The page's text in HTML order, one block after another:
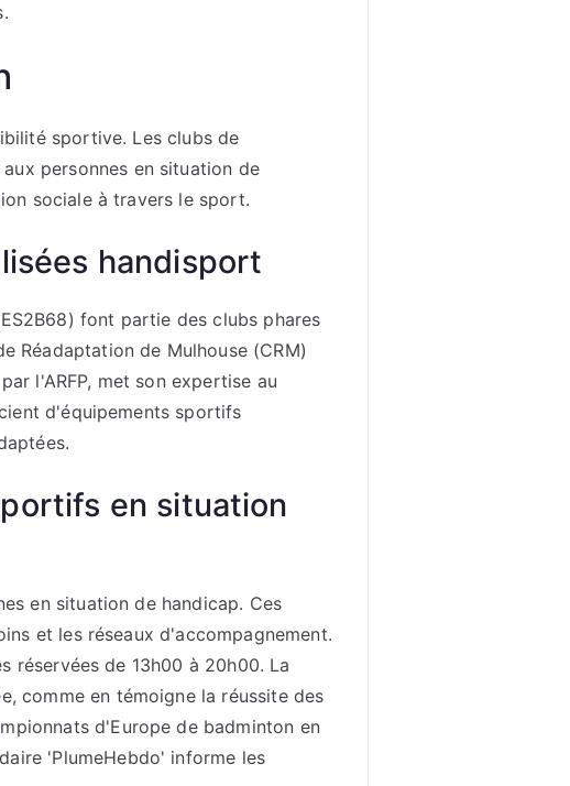
sportive. Les clubs de
personnes en situation de
sociale à travers le sport.
handisport
font partie des clubs phares
Réadaptation de Mulhouse (CRM)
l'ARFP, met son expertise au
d'équipements sportifs
en situation
en situation de handicap. Ces
et les réseaux d'accompagnement.
réservées de 13h00 à 20h00. La
comme en témoigne la réussite des
d'Europe de badminton en
'PlumeHebdo' informe les